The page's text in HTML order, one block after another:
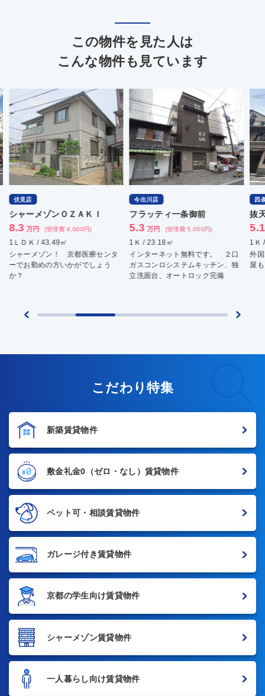
この物件を見た人は
こんな物件も見ています
伏見店
ャーメゾンＯＺＡＫＩ
万円 (管理費 4,000円)
ＬＤＫ / 43.49㎡
ャーメゾン！ 京都医療センタ
でお勤めの方いかがでしょう
？
今出川店
フラッティ一条御前
5.3 万円 (管理費 5,000円)
1Ｋ / 23.18㎡
インターネット無料です。 ２口
ガスコンロシステムキッチン、独
立洗面台、オートロック完備
四条烏
抜天房
5.1 万
1Ｋ /
外国
屋もご
こだわり特集
新築賃貸物件
敷金礼金0 （ゼロ・なし）賃貸物件
ペット可・相談賃貸物件
ガレージ付き賃貸物件
京都の学生向け賃貸物件
シャーメゾン賃貸物件
一人暮らし向け賃貸物件